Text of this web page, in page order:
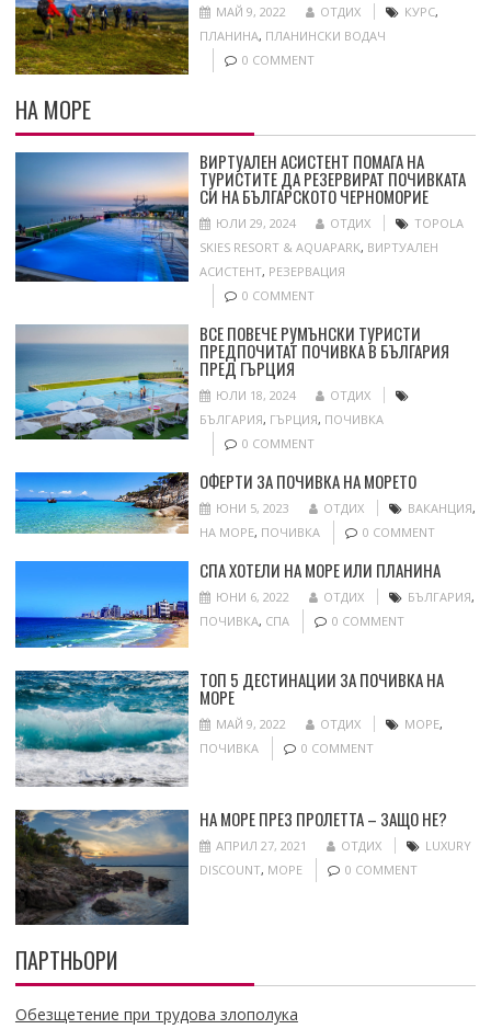
МАЙ 9, 2022 ОТДИХ КУРС,
ПЛАНИНА, ПЛАНИНСКИ ВОДАЧ
0 COMMENT
НА МОРЕ
ВИРТУАЛЕН АСИСТЕНТ ПОМАГА НА
ТУРИСТИТЕ ДА РЕЗЕРВИРАТ ПОЧИВКАТА
СИ НА БЪЛГАРСКОТО ЧЕРНОМОРИЕ
ЮЛИ 29, 2024 ОТДИХ
TOPOLA
SKIES RESORT & AQUAPARK, ВИРТУАЛЕН
АСИСТЕНТ, РЕЗЕРВАЦИЯ
0 COMMENT
ВСЕ ПОВЕЧЕ РУМЪНСКИ ТУРИСТИ
ПРЕДПОЧИТАТ ПОЧИВКА В БЪЛГАРИЯ
ПРЕД ГЪРЦИЯ
ЮЛИ 18, 2024
ОТДИХ
БЪЛГАРИЯ, ГЪРЦИЯ, ПОЧИВКА
0 COMMENT
ОФЕРТИ ЗА ПОЧИВКА НА МОРЕТО
ЮНИ 5, 2023 ОТДИХ ВАКАНЦИЯ,
НА МОРЕ, ПОЧИВКА 0 COMMENT
СПА ХОТЕЛИ НА МОРЕ ИЛИ ПЛАНИНА
ЮНИ 6, 2022 ОТДИХ БЪЛГАРИЯ,
ПОЧИВКА, СПА 0 COMMENT
ТОП 5 ДЕСТИНАЦИИ ЗА ПОЧИВКА НА
МОРЕ
МАЙ 9, 2022 ОТДИХ МОРЕ,
ПОЧИВКА
0 COMMENT
НА МОРЕ ПРЕЗ ПРОЛЕТТА – ЗАЩО НЕ?
АПРИЛ 27, 2021 ОТДИХ
LUXURY
DISCOUNT, МОРЕ 0 COMMENT
ПАРТНЬОРИ
Обезщетение при трудова злополука